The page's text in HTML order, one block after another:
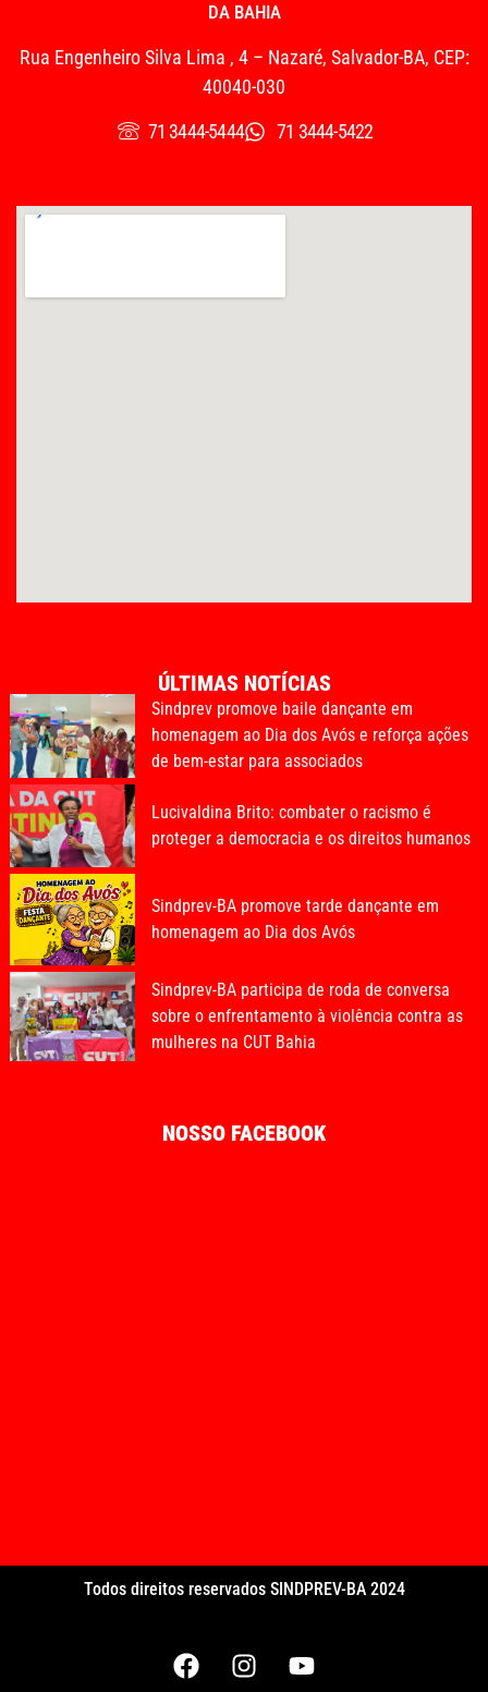
DA BAHIA
Rua Engenheiro Silva Lima , 4 – Nazaré, Salvador-BA, CEP:
40040-030
71 3444-5444
71 3444-5422
ÚLTIMAS NOTÍCIAS
Sindprev promove baile dançante em
homenagem ao Dia dos Avós e reforça ações
de bem-estar para associados
Lucivaldina Brito: combater o racismo é
proteger a democracia e os direitos humanos
Sindprev-BA promove tarde dançante em
homenagem ao Dia dos Avós
Sindprev-BA participa de roda de conversa
sobre o enfrentamento à violência contra as
mulheres na CUT Bahia
NOSSO FACEBOOK
Todos direitos reservados SINDPREV-BA 2024